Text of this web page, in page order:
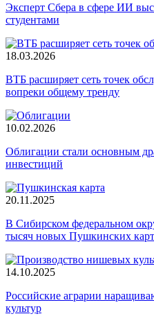
Эксперт Сбера в сфере ИИ
студентами
18.03.2026
ВТБ расширяет сеть точек
вопреки общему тренду
10.02.2026
Облигации стали основным
инвестиций
20.11.2025
В Сибирском федеральном
тысяч новых Пушкинских карт
14.10.2025
Российские аграрии
культур